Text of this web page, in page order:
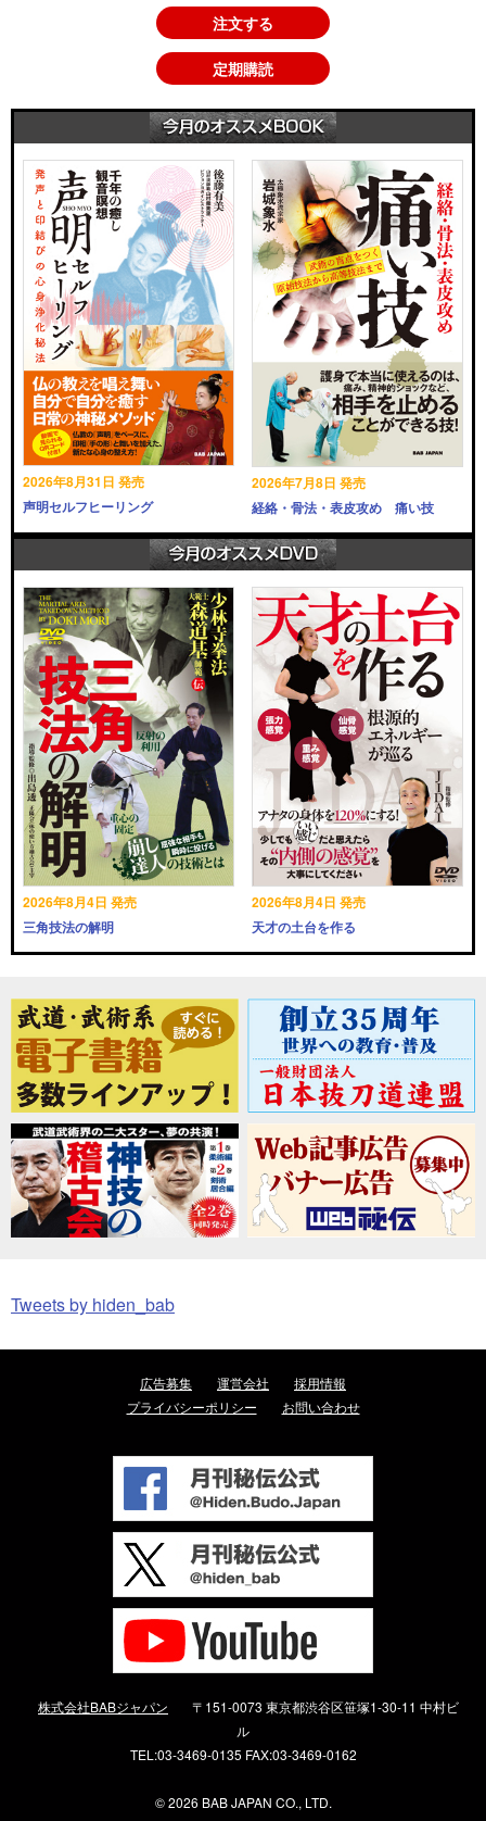
注文する
定期購読
2026年8月31日 発売
声明セルフヒーリング
2026年7月8日 発売
経絡・骨法・表皮攻め 痛い技
2026年8月4日 発売
三角技法の解明
2026年8月4日 発売
天才の土台を作る
Tweets by hiden_bab
広告募集 運営会社
採用情報
プライバシーポリシー
お問い合わせ
株式会社BABジャパン
〒151-0073 東京都渋谷区笹塚1-30-11 中村ビ
ル
TEL:03-3469-0135 FAX:03-3469-0162
©2026 BAB JAPAN CO., LTD.